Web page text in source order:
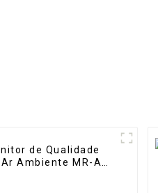
de Qualidade
Ambiente MR-A